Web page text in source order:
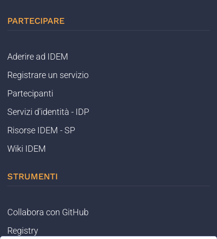
PARTECIPARE
Aderire ad IDEM
Registrare un servizio
Partecipanti
Servizi d'identità - IDP
Risorse IDEM - SP
Wiki IDEM
STRUMENTI
Collabora con GitHub
Registry